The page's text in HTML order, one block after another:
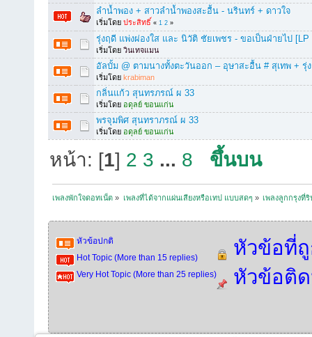
ลำน้ำพอง + สาวลำน้ำพองสะอื้น - นรินทร์ + ดาวใจ
เริ่มโดย ประสิทธิ์ « 1 2 »
รุ่งฤดี แพ่งผ่องใส และ นิวัติ ชัยเพชร - ขอเป็นฝ่ายไป [LP
เริ่มโดย วินเทจแมน
อัลบั้ม @ ตามนางทั้งตะวันออก – อุษาสะอื้น # สุเทพ + รุ่
เริ่มโดย krabiman
กลิ่นแก้ว สุนทรภรณ์ ผ 33
เริ่มโดย อดุลย์ ขอนแก่น
พรจุมพิศ สุนทราภรณ์ ผ 33
เริ่มโดย อดุลย์ ขอนแก่น
หน้า: [1] 2 3 ... 8 ขึ้นบน
เพลงพักใจดอทเน็ต » เพลงที่ได้จากแผ่นเสียงหรือเทป แบบสดๆ » เพลงลูกกรุงที่
หัวข้อปกติ
Hot Topic (More than 15 replies)
Very Hot Topic (More than 25 replies)
หัวข้อที่
หัวข้อติ